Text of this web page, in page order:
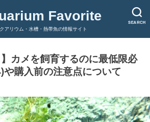
SEARCH
Favorite
アリウム・水槽・熱帯魚の情報サイト
】カメを飼育するのに最低限必
や購入前の注意点について